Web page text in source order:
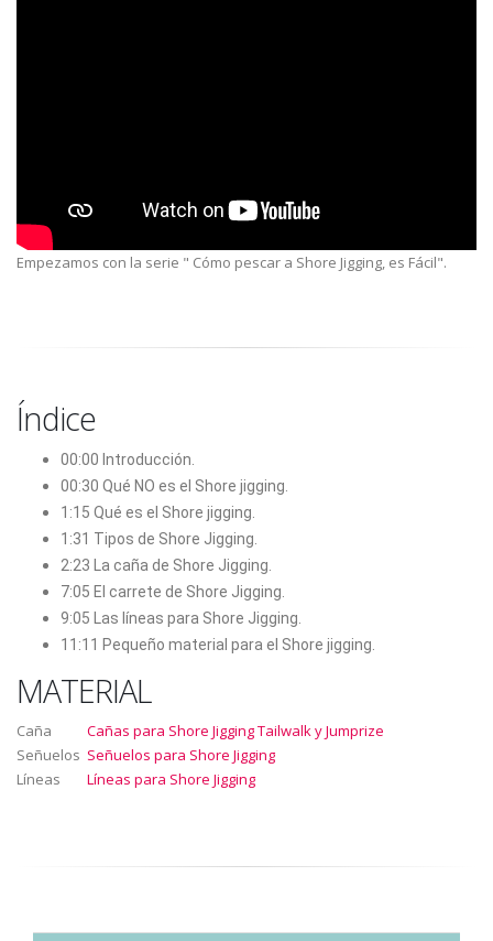
Empezamos con la serie " Cómo pescar a Shore Jigging, es Fácil".
Índice
00:00 Introducción.
00:30 Qué NO es el Shore jigging.
1:15 Qué es el Shore jigging.
1:31 Tipos de Shore Jigging.
2:23 La caña de Shore Jigging.
7:05 El carrete de Shore Jigging.
9:05 Las líneas para Shore Jigging.
11:11 Pequeño material para el Shore jigging.
MATERIAL
Caña
Cañas para Shore Jigging Tailwalk y Jumprize
Señuelos Señuelos para Shore Jigging
Líneas
Líneas para Shore Jigging